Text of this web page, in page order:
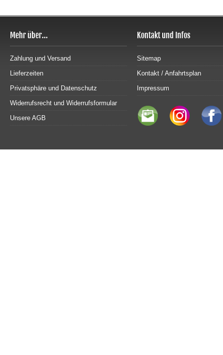
Mehr über...
Zahlung und Versand
Lieferzeiten
Privatsphäre und Datenschutz
Widerrufsrecht und Widerrufsformular
Unsere AGB
Kontakt und Infos
Sitemap
Kontakt / Anfahrtsplan
Impressum